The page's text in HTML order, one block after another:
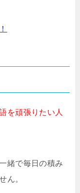
を頑張りたい人
緒で毎日の積み
ん。